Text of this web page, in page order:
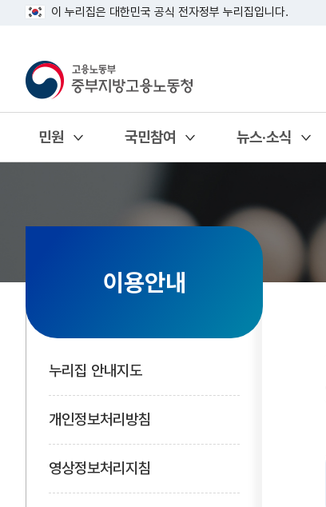
이 누리집은 대한민국 공식 전자정부 누리집입니다.
민원
열기
국민참여
열기
뉴스·소식
열기
이용안내
누리집 안내지도
개인정보처리방침
영상정보처리지침